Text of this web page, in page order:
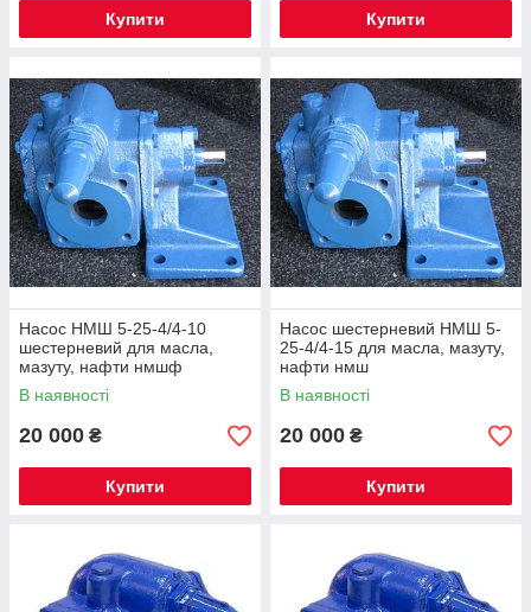
Купити Купити
Насос НМШ 5-25-4/4-10
шестерневий для масла,
мазуту, нафти нмшф
В наявності
20 000 ₴
Купити
Насос шестерневий НМШ 5-
25-4/4-15 для масла, мазуту,
нафти нмш
В наявності
20 000 ₴
Купити